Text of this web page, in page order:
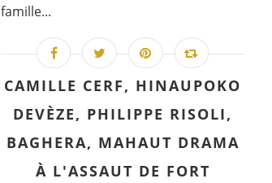
famille...
CAMILLE CERF, HINAUPOKO
DEVÈZE, PHILIPPE RISOLI,
BAGHERA, MAHAUT DRAMA
À L'ASSAUT DE FORT